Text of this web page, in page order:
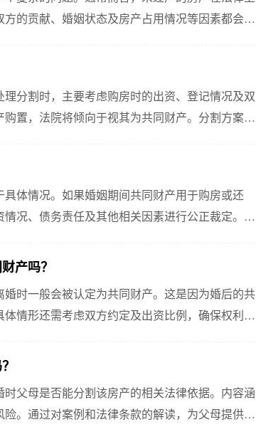
的贡献、婚姻状态及房产占用情况等因素都会被
分割时，主要考虑购房时的出资、登记情况及双
置，法院将倾向于视其为共同财产。分割方案应
体情况。如果婚姻期间共同财产用于购房或还
况、债务责任及其他相关因素进行公正裁定。因
产吗？
时一般会被认定为共同财产。这是因为婚后的共
情形还需考虑双方约定及出资比例，确保权利公
父母是否能分割该房产的相关法律依据。内容涵
。通过对案例和法律条款的解读，为父母提供购